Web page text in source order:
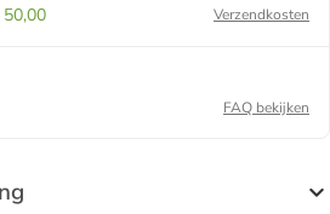
Verzendkosten
FAQ bekijken